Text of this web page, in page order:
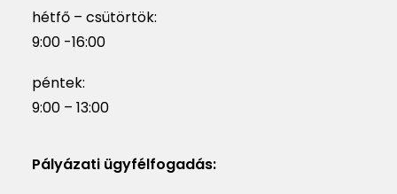
hétfő – csütörtök:
9:00 -16:00
péntek:
9:00 – 13:00
Pályázati ügyfélfogadás: